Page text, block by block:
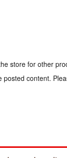
store for other
posted content.